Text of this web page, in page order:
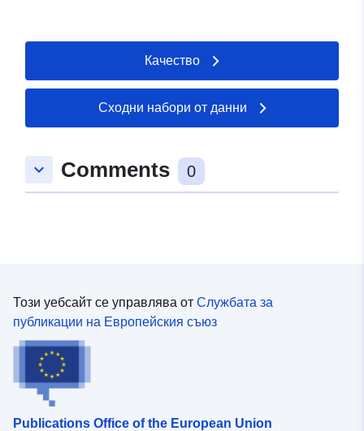
Качество
Сходни набори от данни
keyboard_arrow_down Comments 0
Този уебсайт се управлява от Службата за
публикации на Европейския съюз
Publications Office of the European Union